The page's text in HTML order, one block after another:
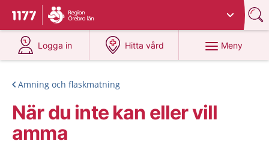
Till startsidan för 1177
Du har valt region
Logga in
på 1177.se
Hitta vård
på 1177.se
Meny
Amning och flaskmatning
När du inte kan eller vill
amma